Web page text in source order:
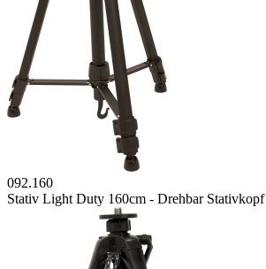
092.160
Stativ Light Duty 160cm - Drehbar